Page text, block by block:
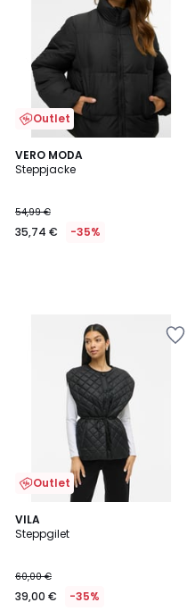
Outlet
VERO MODA
Steppjacke
54,99 €
35,74 € -35%
Outlet
VILA
Steppgilet
60,00 €
39,00 € -35%
5
/